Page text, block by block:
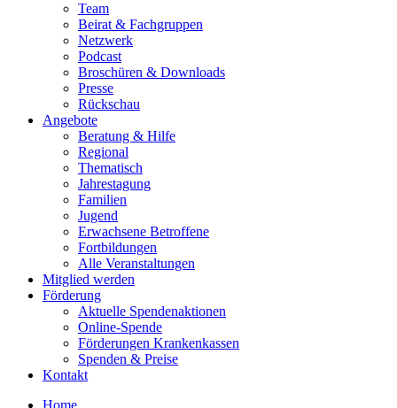
Team
Beirat & Fachgruppen
Netzwerk
Podcast
Broschüren & Downloads
Presse
Rückschau
Angebote
Beratung & Hilfe
Regional
Thematisch
Jahrestagung
Familien
Jugend
Erwachsene Betroffene
Fortbildungen
Alle Veranstaltungen
Mitglied werden
Förderung
Aktuelle Spendenaktionen
Online-Spende
Förderungen Krankenkassen
Spenden & Preise
Kontakt
Home